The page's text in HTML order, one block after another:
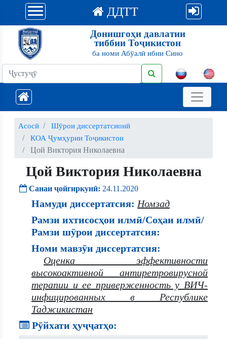
ДДТТ
Донишгоҳи давлатии
тиббии Тоҷикистон
ба номи Абӯалӣ ибни Сино
Асосӣ
Шӯрои диссертатсионӣ
КОА Ҷумҳурии Тоҷикистон
Цой Виктория Николаевна
Цой Виктория Николаевна
Санаи ҷойгиркунӣ: 24.11.2020
Намуди диссертатсия: Номзад
Рамзи ихтисосҳои илмӣ/Соҳаи илмӣ/
Рамзи шӯрои диссертатсия:
Номи мавзӯи диссертатсия:
Оценка эффективности
высокоактивной антиретровирусной
терапии и ее приверженность у ВИЧ-
инфицированных в Республике
Таджикистан
Рӯйхати ҳуҷҷатҳо: